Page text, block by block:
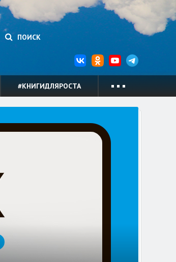
ПОИСК
#КНИГИДЛЯРОСТА